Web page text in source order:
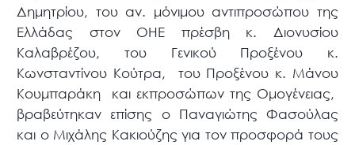
Δημητρίου, του αν. μόνιμου αντιπροσώπου της
Ελλάδας στον ΟΗΕ πρέσβη κ. Διονυσίου
Καλαβρέζου, του Γενικού Προξένου κ.
Κωνσταντίνου Κούτρα, του Προξένου κ. Μάνου
Κουμπαράκη και εκπροσώπων της Ομογένειας,
βραβεύτηκαν επίσης ο Παναγιώτης Φασούλας
και ο Μιχάλης Κακιούζης για τον προσφορά τους